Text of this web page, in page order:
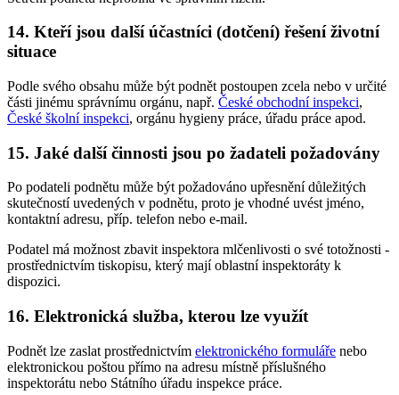
14. Kteří jsou další účastníci (dotčení) řešení životní
situace
Podle svého obsahu může být podnět postoupen zcela nebo v určité
části jinému správnímu orgánu, např. České obchodní inspekci,
České školní inspekci, orgánu hygieny práce, úřadu práce apod.
15. Jaké další činnosti jsou po žadateli požadovány
Po podateli podnětu může být požadováno upřesnění důležitých
skutečností uvedených v podnětu, proto je vhodné uvést jméno,
kontaktní adresu, příp. telefon nebo e-mail.
Podatel má možnost zbavit inspektora mlčenlivosti o své totožnosti -
prostřednictvím tiskopisu, který mají oblastní inspektoráty k
dispozici.
16. Elektronická služba, kterou lze využít
Podnět lze zaslat prostřednictvím elektronického formuláře nebo
elektronickou poštou přímo na adresu místně příslušného
inspektorátu nebo Státního úřadu inspekce práce.